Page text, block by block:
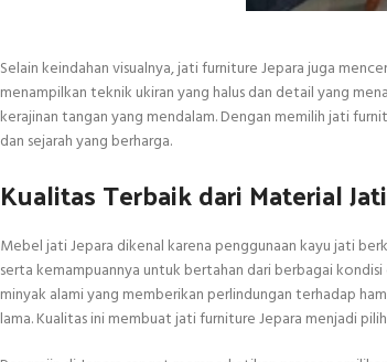
Selain keindahan visualnya, jati furniture Jepara juga
menampilkan teknik ukiran yang halus dan detail yang
kerajinan tangan yang mendalam. Dengan memilih jati
dan sejarah yang berharga.
Kualitas Terbaik dari Material Jati
Mebel jati Jepara dikenal karena penggunaan kayu jati
serta kemampuannya untuk bertahan dari berbagai
minyak alami yang memberikan perlindungan terhadap
lama. Kualitas ini membuat jati furniture Jepara menjadi